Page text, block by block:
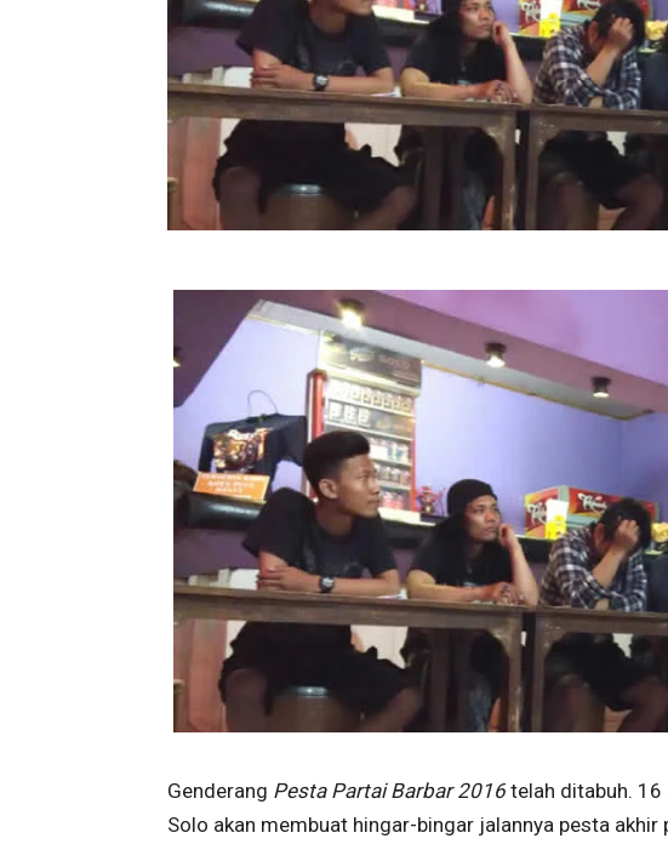
Genderang Pesta Partai Barbar 2016 telah ditabuh. 16
Solo akan membuat hingar-bingar jalannya pesta